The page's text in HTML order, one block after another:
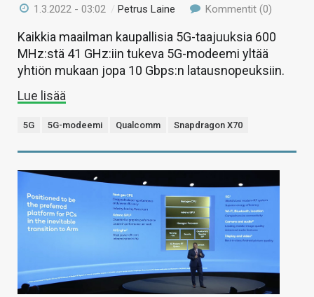
1.3.2022 - 03:02 /Petrus Laine Kommentit (0)
Kaikkia maailman kaupallisia 5G-taajuuksia 600
MHz:stä 41 GHz:iin tukeva 5G-modeemi yltää
yhtiön mukaan jopa 10 Gbps:n latausnopeuksiin.
Lue lisää
5G 5G-modeemi Qualcomm Snapdragon X70